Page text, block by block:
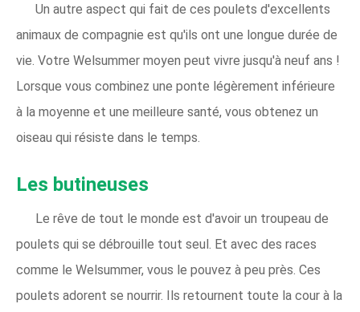
Un autre aspect qui fait de ces poulets d'excellents
animaux de compagnie est qu'ils ont une longue durée de
vie. Votre Welsummer moyen peut vivre jusqu'à neuf ans !
Lorsque vous combinez une ponte légèrement inférieure
à la moyenne et une meilleure santé, vous obtenez un
oiseau qui résiste dans le temps.
Les butineuses
Le rêve de tout le monde est d'avoir un troupeau de
poulets qui se débrouille tout seul. Et avec des races
comme le Welsummer, vous le pouvez à peu près. Ces
poulets adorent se nourrir. Ils retournent toute la cour à la